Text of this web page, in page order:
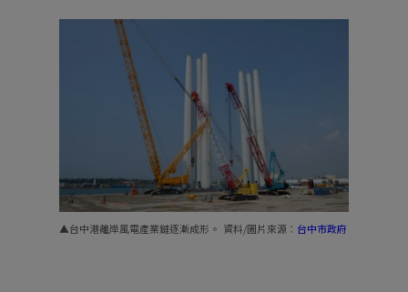
▲台中港離岸風電產業鏈逐漸成形。 資料/圖片來源： 台中市政府